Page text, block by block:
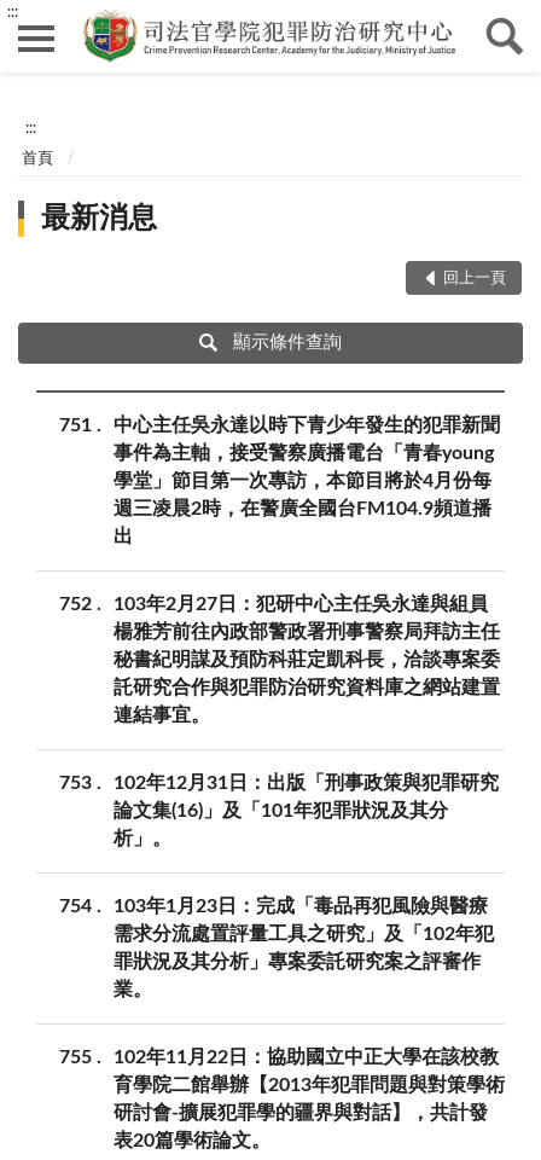
:::
:::
首頁
最新消息
回上一頁
顯示條件查詢
751
中心主任吳永達以時下青少年發生的犯罪新聞
事件為主軸，接受警察廣播電台「青春young
學堂」節目第一次專訪，本節目將於4月份每
週三凌晨2時，在警廣全國台FM104.9頻道播
出
752
103年2月27日：犯研中心主任吳永達與組員
楊雅芳前往內政部警政署刑事警察局拜訪主任
秘書紀明謀及預防科莊定凱科長，洽談專案委
託研究合作與犯罪防治研究資料庫之網站建置
連結事宜。
753
102年12月31日：出版「刑事政策與犯罪研究
論文集(16)」及「101年犯罪狀況及其分
析」。
754
103年1月23日：完成「毒品再犯風險與醫療
需求分流處置評量工具之研究」及「102年犯
罪狀況及其分析」專案委託研究案之評審作
業。
755
102年11月22日：協助國立中正大學在該校教
育學院二館舉辦【2013年犯罪問題與對策學術
研討會-擴展犯罪學的疆界與對話】，共計發
表20篇學術論文。